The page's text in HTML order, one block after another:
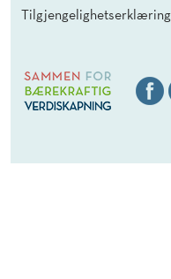
Tilgjengelighetserklæring